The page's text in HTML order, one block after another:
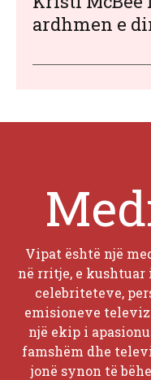
ardhmen e
Vipat është një
në rritje, e
celebriteteve,
emisioneve
një ekip i
famshëm dhe
jonë synon të